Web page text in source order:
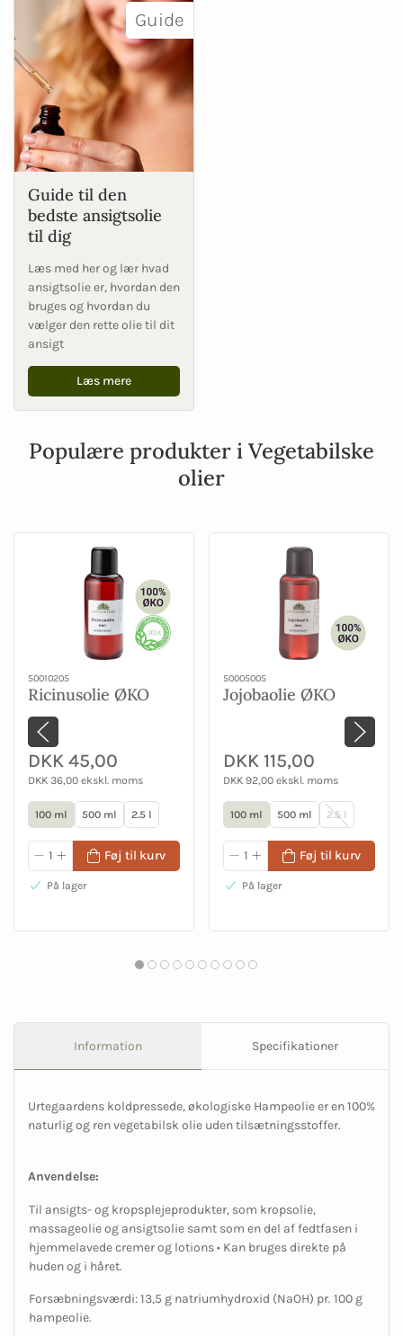
Guide
Guide til den
bedste ansigtsolie
til dig
Læs med her og lær hvad
ansigtsolie er, hvordan den
bruges og hvordan du
vælger den rette olie til dit
ansigt
Læs mere
Populære produkter i Vegetabilske
olier
50010205
Ricinusolie ØKO
DKK 45,00
DKK 36,00 ekskl. moms
100 ml 500 ml 2.5 l
Føj til kurv
På lager
50005005
Jojobaolie ØKO
DKK 115,00
DKK 92,00 ekskl. moms
100 ml 500 ml 2.5 l
Føj til kurv
På lager
Information Specifikationer
Urtegaardens koldpressede, økologiske Hampeolie er en 100%
naturlig og ren vegetabilsk olie uden tilsætningsstoffer.
Anvendelse:
Til ansigts- og kropsplejeprodukter, som kropsolie,
massageolie og ansigtsolie samt som en del af fedtfasen i
hjemmelavede cremer og lotions • Kan bruges direkte på
huden og i håret.
Forsæbningsværdi: 13,5 g natriumhydroxid (NaOH) pr. 100 g
hampeolie.